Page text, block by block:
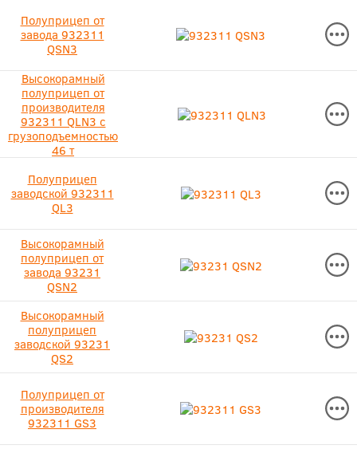
Полуприцеп от
завода 932311
QSN3
Высокорамный
полуприцеп от
производителя
932311 QLN3 с
грузоподъемностью
46 т
Полуприцеп
заводской 932311
QL3
Высокорамный
полуприцеп от
завода 93231
QSN2
Высокорамный
полуприцеп
заводской 93231
QS2
Полуприцеп от
производителя
932311 GS3